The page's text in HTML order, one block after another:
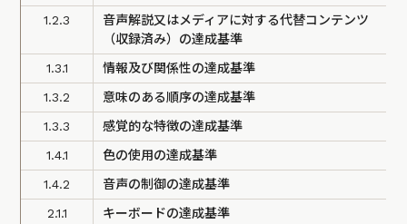
1.2.3
音声解説又はメディアに対する代替コンテンツ
（収録済み）の達成基準
1.3.1
情報及び関係性の達成基準
1.3.2
意味のある順序の達成基準
1.3.3
感覚的な特徴の達成基準
1.4.1
色の使用の達成基準
1.4.2
音声の制御の達成基準
2.1.1
キーボードの達成基準